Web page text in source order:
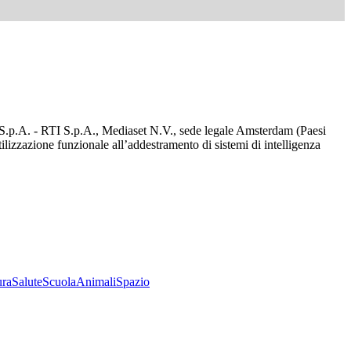
- RTI S.p.A., Mediaset N.V., sede legale Amsterdam (Paesi
funzionale all’addestramento di sistemi di intelligenza
SaluteScuolaAnimaliSpazio